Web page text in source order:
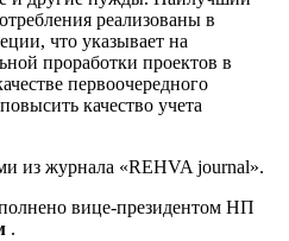
реализованы в
что указывает на
проработки проектов в
первоочередного
качество учета
из журнала «REHVA journal».
вице-президентом НП
.